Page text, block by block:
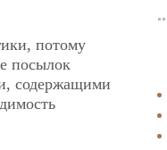
потому
посылок
содержащими